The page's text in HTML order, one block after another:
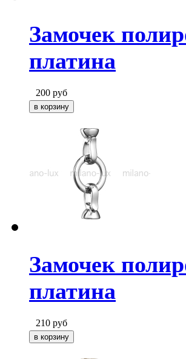
Замочек
платина
200 руб
Замочек
платина
210 руб